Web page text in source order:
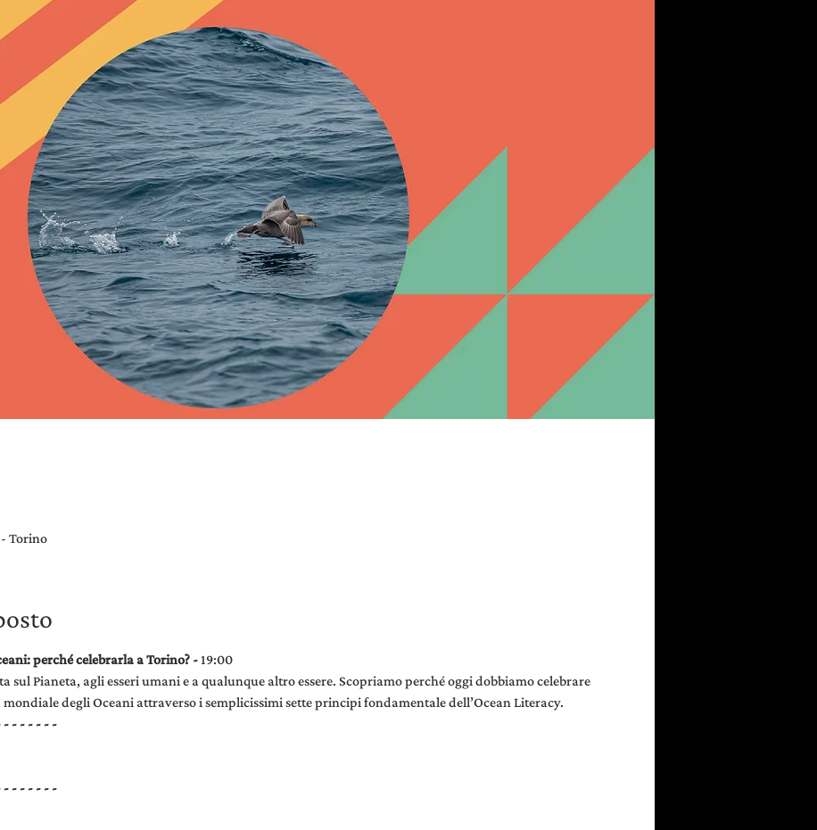
Torino
perché celebrarla a Torino? - 19:00
sul Pianeta, agli esseri umani e a qualunque altro essere. Scopriamo perché oggi dobbiamo celebrare
degli Oceani attraverso i semplicissimi sette principi fondamentale dell’Ocean Literacy.
- - - - - - -
- - - - - - -